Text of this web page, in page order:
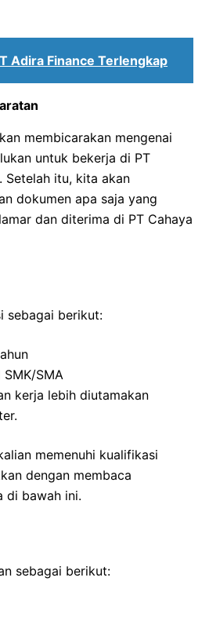
Adira Finance Terlengkap
membicarakan mengenai
untuk bekerja di PT
Setelah itu, kita akan
dokumen apa saja yang
dan diterima di PT Cahaya
sebagai berikut:
SMA
kerja lebih diutamakan
memenuhi kualifikasi
dengan membaca
di bawah ini.
sebagai berikut: